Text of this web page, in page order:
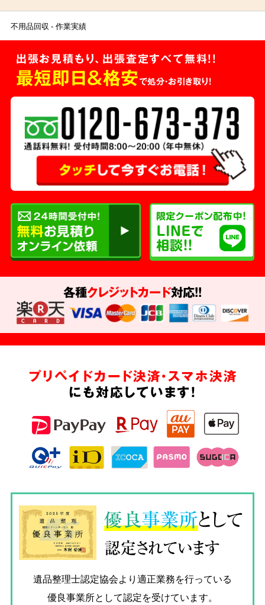
不用品回収 作業実績
出張お見積もり、出張査定すべて無料!!
最短即日＆格安で処分・お引き取り！
各種クレジットカード対応!!
プリペイドカード決済・スマホ決済
にも対応しています!
優良事業所として
認定されています
遺品整理士認定協会より適正業務を行っている
優良事業所として認定を受けています。